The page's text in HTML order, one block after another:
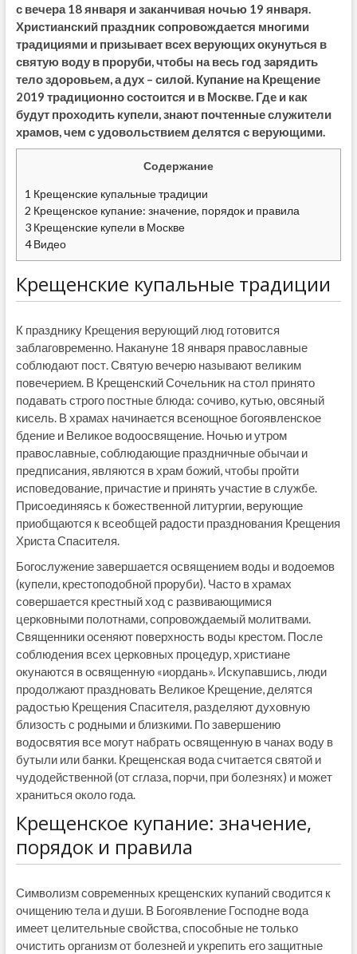
с вечера 18 января и заканчивая ночью 19 января.
Христианский праздник сопровождается многими
традициями и призывает всех верующих окунуться в
святую воду в проруби, чтобы на весь год зарядить
тело здоровьем, а дух – силой. Купание на Крещение
2019 традиционно состоится и в Москве. Где и как
будут проходить купели, знают почтенные служители
храмов, чем с удовольствием делятся с верующими.
Содержание
1 Крещенские купальные традиции
2 Крещенское купание: значение, порядок и правила
3Крещенские купели в Москве
4Видео
Крещенские купальные традиции
К празднику Крещения верующий люд готовится
заблаговременно. Накануне 18 января православные
соблюдают пост. Святую вечерю называют великим
повечерием. В Крещенский Сочельник на стол принято
подавать строго постные блюда: сочиво, кутью, овсяный
кисель. В храмах начинается всенощное богоявленское
бдение и Великое водоосвящение. Ночью и утром
православные, соблюдающие праздничные обычаи и
предписания, являются в храм божий, чтобы пройти
исповедование, причастие и принять участие в службе.
Присоединяясь к божественной литургии, верующие
приобщаются к всеобщей радости празднования Крещения
Христа Спасителя.
Богослужение завершается освящением воды и водоемов
(купели, крестоподобной проруби). Часто в храмах
совершается крестный ход с развивающимися
церковными полотнами, сопровождаемый молитвами.
Священники осеняют поверхность воды крестом. После
соблюдения всех церковных процедур, христиане
окунаются в освященную «иордань». Искупавшись, люди
продолжают праздновать Великое Крещение, делятся
радостью Крещения Спасителя, разделяют духовную
близость с родными и близкими. По завершению
водосвятия все могут набрать освященную в чанах воду в
бутыли или банки. Крещенская вода считается святой и
чудодейственной (от сглаза, порчи, при болезнях) и может
храниться около года.
Крещенское купание: значение,
порядок и правила
Символизм современных крещенских купаний сводится к
очищению тела и души. В Богоявление Господне вода
имеет целительные свойства, способные не только
очистить организм от болезней и укрепить его защитные